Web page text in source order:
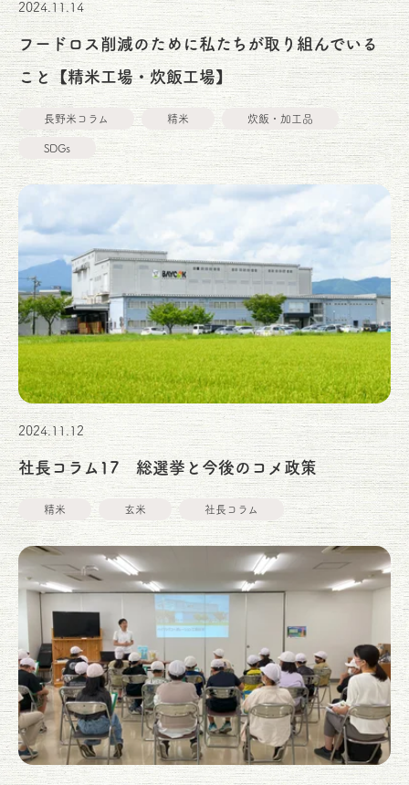
2024.11.14
フードロス削減のために私たちが取り組んでいる
こと【精米工場・炊飯工場】
長野米コラム 精米 炊飯・加工品
SDGs
2024.11.12
社長コラム17 総選挙と今後のコメ政策
精米 玄米 社長コラム